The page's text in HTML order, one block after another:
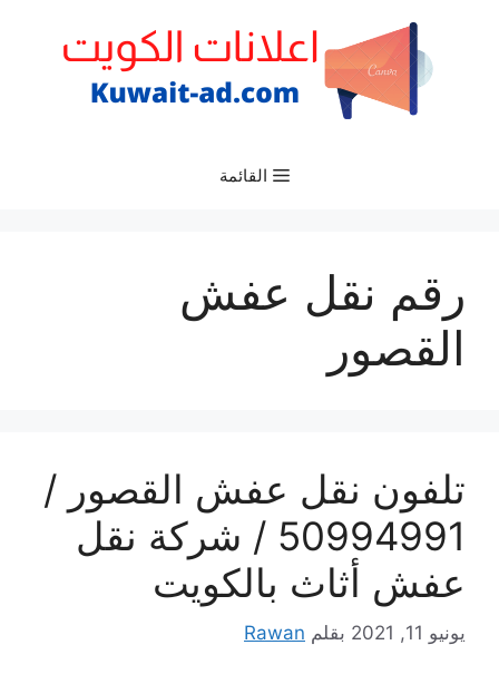
القائمة
رقم نقل عفش
القصور
تلفون نقل عفش القصور /
50994991 / شركة نقل
عفش أثاث بالكويت
يونيو 11, 2021 بقلم Rawan